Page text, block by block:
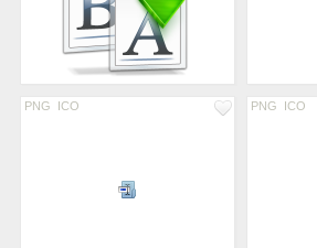
PNG ICO PNG ICO